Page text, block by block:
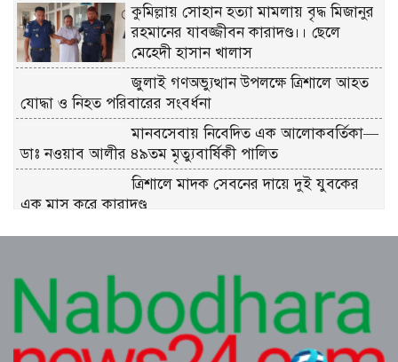
কুমিল্লায় সোহান হত্যা মামলায় বৃদ্ধ মিজানুর
রহমানের যাবজ্জীবন কারাদণ্ড।। ছেলে
মেহেদী হাসান খালাস
জুলাই গণঅভ্যুত্থান উপলক্ষে ত্রিশালে আহত
যোদ্ধা ও নিহত পরিবারের সংবর্ধনা
মানবসেবায় নিবেদিত এক আলোকবর্তিকা—
ডাঃ নওয়াব আলীর ৪৯তম মৃত্যুবার্ষিকী পালিত
ত্রিশালে মাদক সেবনের দায়ে দুই যুবকের
এক মাস করে কারাদণ্ড
শ্রীনগরে বিদ্যুতের অতিরিক্ত বিল বিপাকে
কুমিল্লা ধর্মসাগর পাড় মঞ্চের প্রাণবন্ত চা-চক্র
ও বর্ষার খিচুড়ি আড্ডা